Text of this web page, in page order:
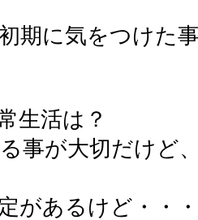
期に気をつけた
生活は？
事が大切だけど
があるけど・・・